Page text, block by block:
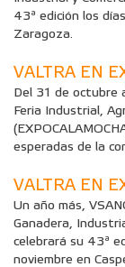
43ª edición los
Zaragoza.
VALTRA EN
Del 31 de octubre
Feria Industrial,
esperadas de la
VALTRA EN
Un año más,
Ganadera,
celebrará su 43ª
noviembre en